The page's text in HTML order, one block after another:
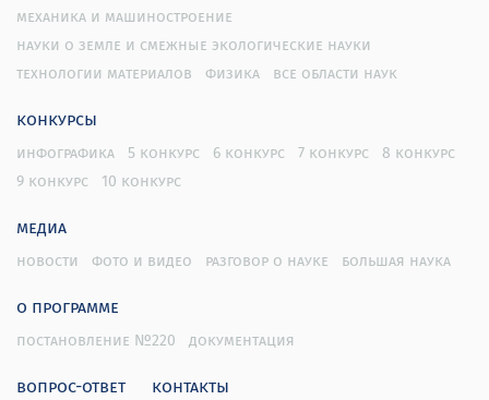
механика и машиностроение
науки о земле и смежные экологические науки
технологии материалов
физика все области наук
конкурсы
инфографика 5 конкурс 6 конкурс 7 конкурс
8 конкурс
9 конкурс
10 конкурс
медиа
новости фото и видео разговор о науке большая наука
о программе
постановление №220 документация
вопрос-ответ контакты